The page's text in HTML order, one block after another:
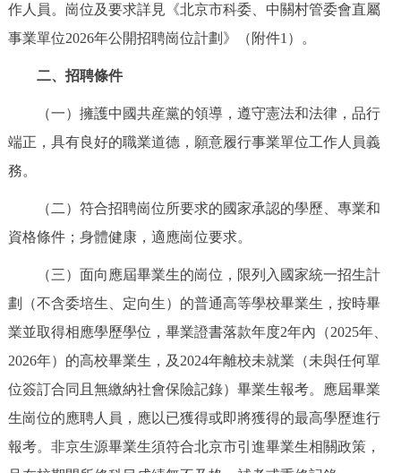
個人服務 法人服務 部門服務
便民服務
政民互動
12345網上接訴即辦 我要諮詢 我要建議
參與調查 線上訪談 圖説互動
北京概況 十六區概覽 人文北京
綠色北京 圖説北京 視頻北京
作人員。崗位及要求詳見《北京市科委、中關村管委會直屬
事業單位2026年公開招聘崗位計劃》（附件1）。
二、招聘條件
（一）擁護中國共産黨的領導，遵守憲法和法律，品行
端正，具有良好的職業道德，願意履行事業單位工作人員義
務。
（二）符合招聘崗位所要求的國家承認的學歷、專業和
資格條件；身體健康，適應崗位要求。
（三）面向應屆畢業生的崗位，限列入國家統一招生計
劃（不含委培生、定向生）的普通高等學校畢業生，按時畢
業並取得相應學歷學位，畢業證書落款年度2年內（2025年、
2026年）的高校畢業生，及2024年離校未就業（未與任何單
位簽訂合同且無繳納社會保險記錄）畢業生報考。應屆畢業
生崗位的應聘人員，應以已獲得或即將獲得的最高學歷進行
報考。非京生源畢業生須符合北京市引進畢業生相關政策，